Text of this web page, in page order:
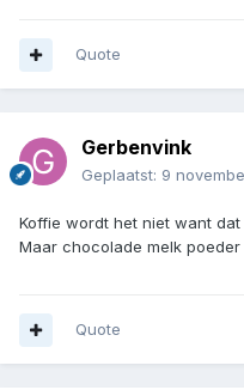
Quote
Gerbenvink
Geplaatst: 9
Koffie wordt het niet want
Maar chocolade melk
Quote